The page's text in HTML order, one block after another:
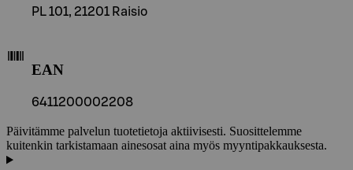
PL 101, 21201 Raisio
EAN
6411200002208
Päivitämme palvelun tuotetietoja aktiivisesti. Suosittelemme
kuitenkin tarkistamaan ainesosat aina myös myyntipakkauksesta.